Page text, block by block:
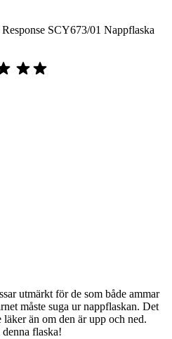
SCY673/01 Nappflaska
utmärkt för de som både ammar
måste suga ur nappflaskan. Det
än om den är upp och ned.
flaska!